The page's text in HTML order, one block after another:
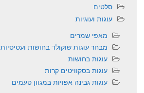
סלטים
עוגות ועוגיות
מאפי שמרים
מבחר עוגות שוקולד בחושות ועסיסיות
עוגות בחושות
עוגות בסקוויטים קרות
עוגות גבינה אפויות במגוון טעמים